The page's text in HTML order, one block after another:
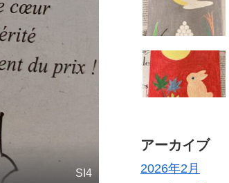
SI4
アーカイブ
2026年2月